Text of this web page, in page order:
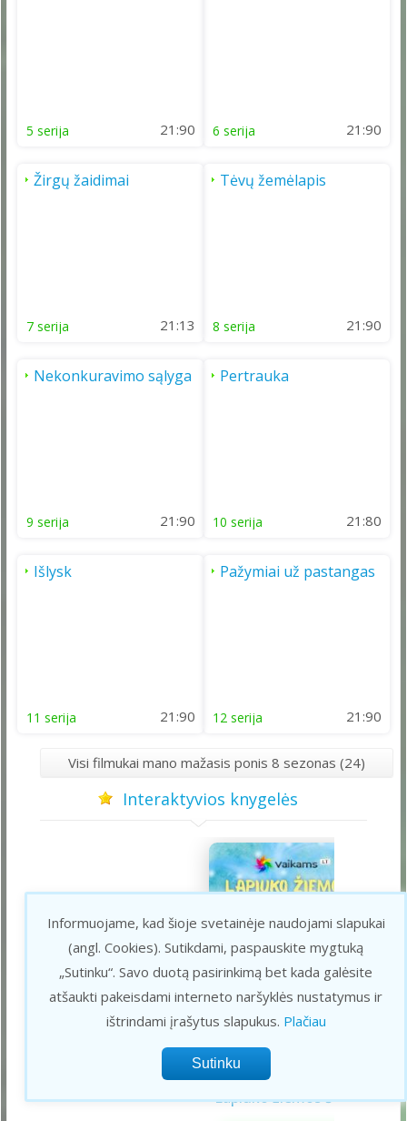
5 serija 21:90 6 serija 21:90
Žirgų žaidimai
7 serija 21:13
Tėvų žemėlapis
8 serija 21:90
Nekonkuravimo sąlyga
9 serija 21:90
Pertrauka
10 serija 21:80
Išlysk
11 serija 21:90
Pažymiai už pastangas
12 serija 21:90
Visi filmukai mano mažasis ponis 8 sezonas (24)
Interaktyvios knygelės
Lapiuko žiemos šviesa
Žiemos saulėgįžos
Aš galiu rinktis
Saulės sistema vaikams
Sveikuolio užduotėlės
Gyvūnai abc
Draugystės užduotėlės
Pavasario laiškas
Velykų užduotėlės
Gerumo advento
Informuojame, kad šioje svetainėje naudojami slapukai
(angl. Cookies). Sutikdami, paspauskite mygtuką
„Sutinku“. Savo duotą pasirinkimą bet kada galėsite
atšaukti pakeisdami interneto naršyklės nustatymus ir
ištrindami įrašytus slapukus. Plačiau